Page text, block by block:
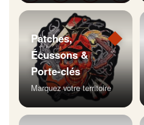
◆
Patches,
Écussons &
Porte-clés
Marquez votre territoire